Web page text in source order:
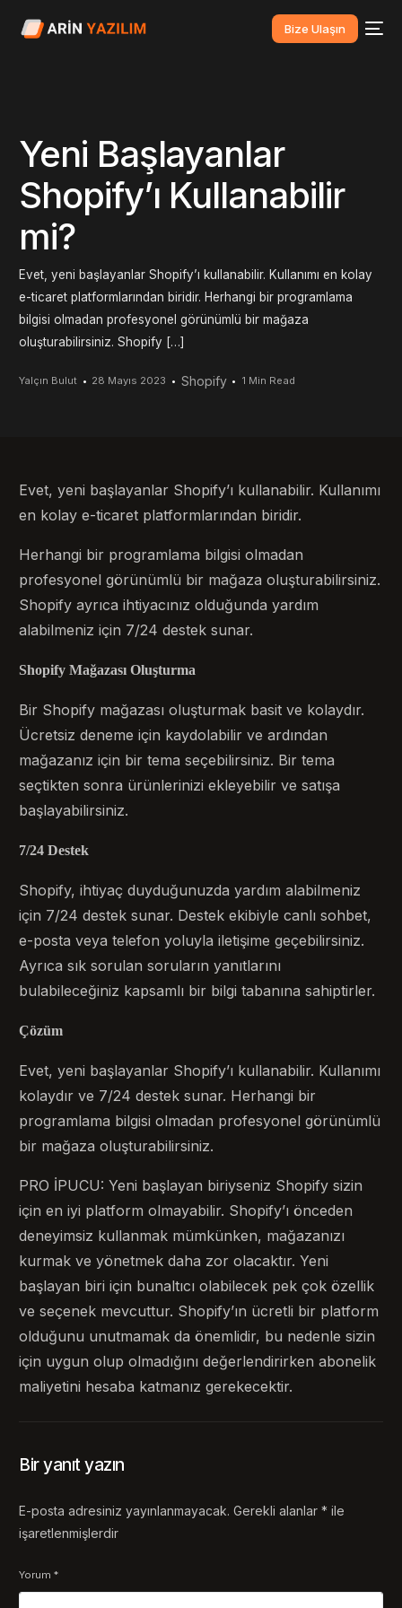
Bize Ulaşın
Yeni Başlayanlar
Shopify’ı Kullanabilir
mi?
Evet, yeni başlayanlar Shopify’ı kullanabilir. Kullanımı en kolay
e-ticaret platformlarından biridir. Herhangi bir programlama
bilgisi olmadan profesyonel görünümlü bir mağaza
oluşturabilirsiniz. Shopify […]
Yalçın Bulut 28 Mayıs 2023 Shopify 1 Min Read
Evet, yeni başlayanlar Shopify’ı kullanabilir. Kullanımı
en kolay e-ticaret platformlarından biridir.
Herhangi bir programlama bilgisi olmadan
profesyonel görünümlü bir mağaza oluşturabilirsiniz.
Shopify ayrıca ihtiyacınız olduğunda yardım
alabilmeniz için 7/24 destek sunar.
Shopify Mağazası Oluşturma
Bir Shopify mağazası oluşturmak basit ve kolaydır.
Ücretsiz deneme için kaydolabilir ve ardından
mağazanız için bir tema seçebilirsiniz. Bir tema
seçtikten sonra ürünlerinizi ekleyebilir ve satışa
başlayabilirsiniz.
7/24 Destek
Shopify, ihtiyaç duyduğunuzda yardım alabilmeniz
için 7/24 destek sunar. Destek ekibiyle canlı sohbet,
e-posta veya telefon yoluyla iletişime geçebilirsiniz.
Ayrıca sık sorulan soruların yanıtlarını
bulabileceğiniz kapsamlı bir bilgi tabanına sahiptirler.
Çözüm
Evet, yeni başlayanlar Shopify’ı kullanabilir. Kullanımı
kolaydır ve 7/24 destek sunar. Herhangi bir
programlama bilgisi olmadan profesyonel görünümlü
bir mağaza oluşturabilirsiniz.
PRO İPUCU: Yeni başlayan biriyseniz Shopify sizin
için en iyi platform olmayabilir. Shopify’ı önceden
deneyimsiz kullanmak mümkünken, mağazanızı
kurmak ve yönetmek daha zor olacaktır. Yeni
başlayan biri için bunaltıcı olabilecek pek çok özellik
ve seçenek mevcuttur. Shopify’ın ücretli bir platform
olduğunu unutmamak da önemlidir, bu nedenle sizin
için uygun olup olmadığını değerlendirirken abonelik
maliyetini hesaba katmanız gerekecektir.
Bir yanıt yazın
E-posta adresiniz yayınlanmayacak. Gerekli alanlar* ile
işaretlenmişlerdir
Yorum*